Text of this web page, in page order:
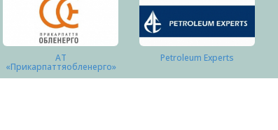
АТ
«Прикарпаттяобленерго»
Petroleum Experts